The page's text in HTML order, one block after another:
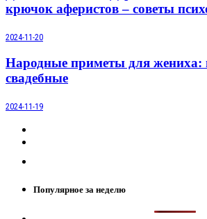
крючок аферистов – советы
2024-11-20
Народные приметы для жениха:
свадебные
2024-11-19
Популярное за неделю